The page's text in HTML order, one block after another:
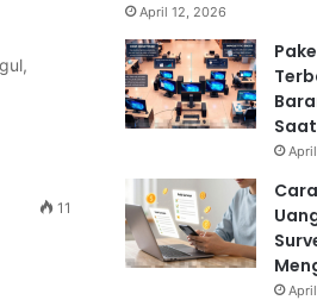
11
April 12, 2026